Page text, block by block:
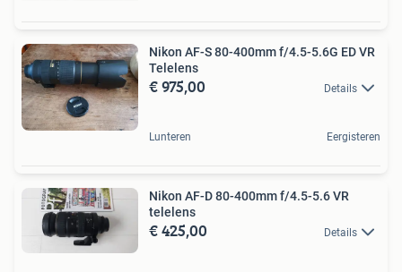
Nikon AF-S 80-400mm f/4.5-5.6G ED VR
Telelens
€ 975,00 Details
Lunteren Eergisteren
Nikon AF-D 80-400mm f/4.5-5.6 VR
telelens
€ 425,00 Details